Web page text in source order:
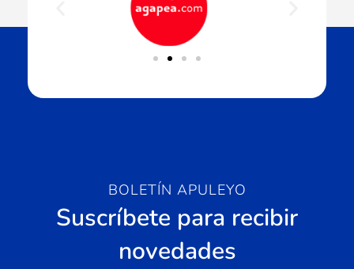
BOLETÍN APULEYO
Suscríbete para recibir
novedades